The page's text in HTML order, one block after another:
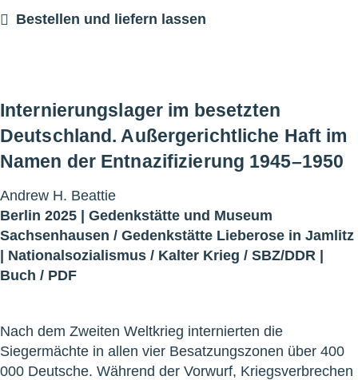
Bestellen und liefern lassen
Internierungslager im besetzten
Deutschland. Außergerichtliche Haft im
Namen der Entnazifizierung 1945–1950
Andrew H. Beattie
Berlin 2025 | Gedenkstätte und Museum
Sachsenhausen / Gedenkstätte Lieberose in Jamlitz
| Nationalsozialismus / Kalter Krieg / SBZ/DDR |
Buch / PDF
Nach dem Zweiten Weltkrieg internierten die
Siegermächte in allen vier Besatzungszonen über 400
000 Deutsche. Während der Vorwurf, Kriegsverbrechen